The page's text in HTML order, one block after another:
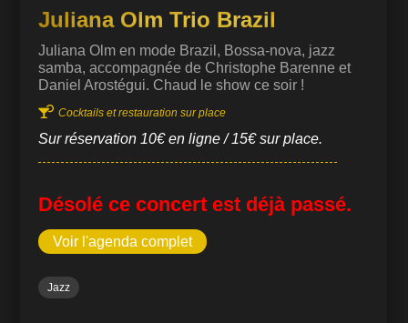
Juliana Olm Trio Brazil
Juliana Olm en mode Brazil, Bossa-nova, jazz
samba, accompagnée de Christophe Barenne et
Daniel Arostégui. Chaud le show ce soir !
 Cocktails et restauration sur place
Sur réservation 10€ en ligne / 15€ sur place.
Désolé ce concert est déjà passé.
Voir l'agenda complet
Jazz